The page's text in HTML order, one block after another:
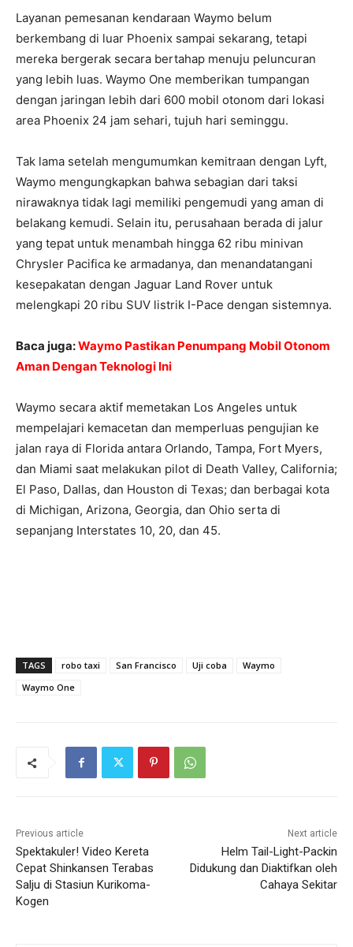
Layanan pemesanan kendaraan Waymo belum
berkembang di luar Phoenix sampai sekarang, tetapi
mereka bergerak secara bertahap menuju peluncuran
yang lebih luas. Waymo One memberikan tumpangan
dengan jaringan lebih dari 600 mobil otonom dari lokasi
area Phoenix 24 jam sehari, tujuh hari seminggu.
Tak lama setelah mengumumkan kemitraan dengan Lyft,
Waymo mengungkapkan bahwa sebagian dari taksi
nirawaknya tidak lagi memiliki pengemudi yang aman di
belakang kemudi. Selain itu, perusahaan berada di jalur
yang tepat untuk menambah hingga 62 ribu minivan
Chrysler Pacifica ke armadanya, dan menandatangani
kesepakatan dengan Jaguar Land Rover untuk
melengkapi 20 ribu SUV listrik I-Pace dengan sistemnya.
Baca juga:Waymo Pastikan Penumpang Mobil Otonom
Aman Dengan Teknologi Ini
Waymo secara aktif memetakan Los Angeles untuk
mempelajari kemacetan dan memperluas pengujian ke
jalan raya di Florida antara Orlando, Tampa, Fort Myers,
dan Miami saat melakukan pilot di Death Valley, California;
El Paso, Dallas, dan Houston di Texas; dan berbagai kota
di Michigan, Arizona, Georgia, dan Ohio serta di
sepanjang Interstates 10, 20, dan 45.
TAGS robo taxi San Francisco Uji coba
Waymo
Waymo One
Previous article
Spektakuler! Video Kereta
Cepat Shinkansen Terabas
Salju di Stasiun Kurikoma-
Kogen
Next article
Helm Tail-Light-Packin
Didukung dan Diaktifkan oleh
Cahaya Sekitar